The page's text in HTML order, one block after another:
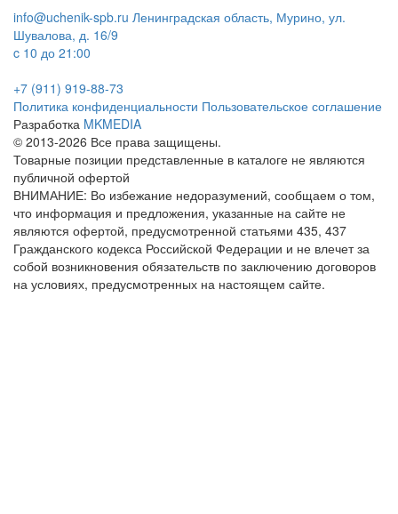
info@uchenik-spb.ru Ленинградская область, Мурино, ул.
Шувалова, д. 16/9
c 10 до 21:00
+7 (911) 919-88-73
Политика конфиденциальности Пользовательское соглашение
Разработка MKMEDIA
© 2013-2026 Все права защищены.
Товарные позиции представленные в каталоге не являются
публичной офертой
ВНИМАНИЕ: Во избежание недоразумений, сообщаем о том,
что информация и предложения, указанные на сайте не
являются офертой, предусмотренной статьями 435, 437
Гражданского кодекса Российской Федерации и не влечет за
собой возникновения обязательств по заключению договоров
на условиях, предусмотренных на настоящем сайте.